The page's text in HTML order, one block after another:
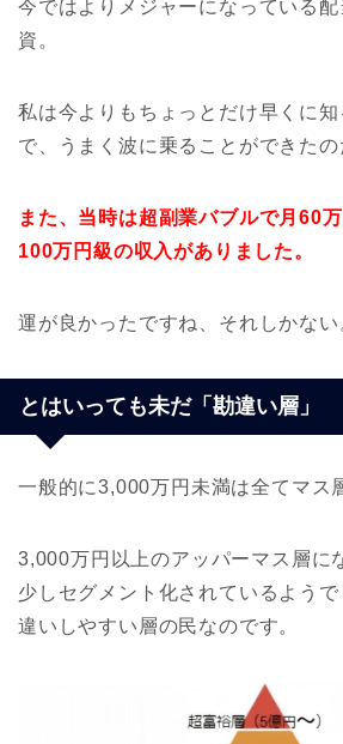
今ではよりメジャーになっている
資。
私は今よりもちょっとだけ早くに
で、うまく波に乗ることができたの
また、当時は超副業バブルで月60
100万円級の収入がありました。
運が良かったですね、それしかない
とはいっても未だ「勘違い層」
一般的に3,000万円未満は全てマス
3,000万円以上のアッパーマス層に
少しセグメント化されているよう
違いしやすい層の民なのです。